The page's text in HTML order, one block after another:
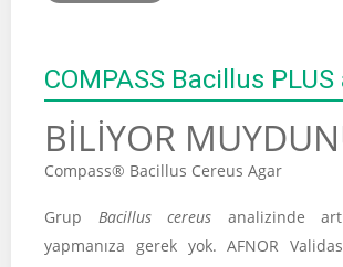
COMPASS Bacillus
BİLİYOR
Compass® Bacillus Cereus Agar
Grup Bacillus cereus analizinde
yapmanıza gerek yok. AFNOR